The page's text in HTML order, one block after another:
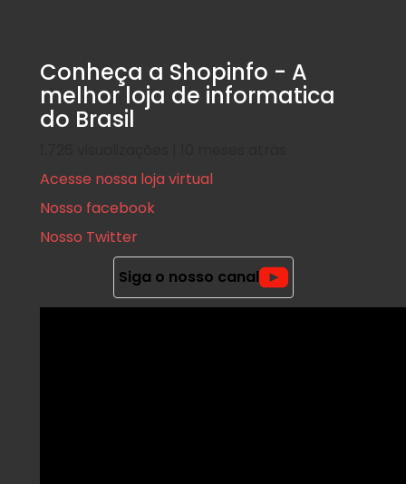
Conheça a Shopinfo - A
melhor loja de informatica
do Brasil
Acesse nossa loja virtual
Nosso facebook
Nosso Twitter
Siga o nosso canal